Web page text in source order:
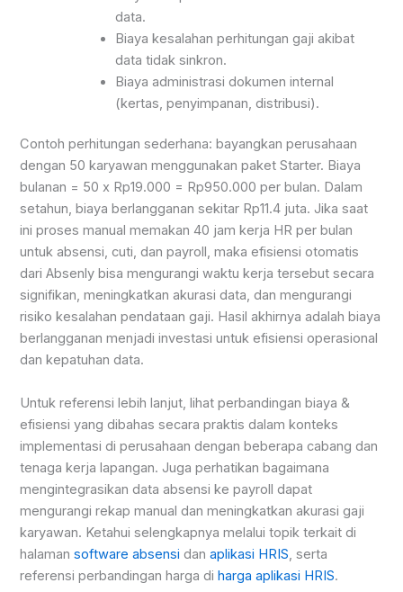
data.
Biaya kesalahan perhitungan gaji akibat
data tidak sinkron.
Biaya administrasi dokumen internal
(kertas, penyimpanan, distribusi).
Contoh perhitungan sederhana: bayangkan perusahaan
dengan 50 karyawan menggunakan paket Starter. Biaya
bulanan = 50 x Rp19.000 = Rp950.000 per bulan. Dalam
setahun, biaya berlangganan sekitar Rp11.4 juta. Jika saat
ini proses manual memakan 40 jam kerja HR per bulan
untuk absensi, cuti, dan payroll, maka efisiensi otomatis
dari Absenly bisa mengurangi waktu kerja tersebut secara
signifikan, meningkatkan akurasi data, dan mengurangi
risiko kesalahan pendataan gaji. Hasil akhirnya adalah biaya
berlangganan menjadi investasi untuk efisiensi operasional
dan kepatuhan data.
Untuk referensi lebih lanjut, lihat perbandingan biaya &
efisiensi yang dibahas secara praktis dalam konteks
implementasi di perusahaan dengan beberapa cabang dan
tenaga kerja lapangan. Juga perhatikan bagaimana
mengintegrasikan data absensi ke payroll dapat
mengurangi rekap manual dan meningkatkan akurasi gaji
karyawan. Ketahui selengkapnya melalui topik terkait di
halamansoftware absensi danaplikasi HRIS, serta
referensi perbandingan harga diharga aplikasi HRIS.